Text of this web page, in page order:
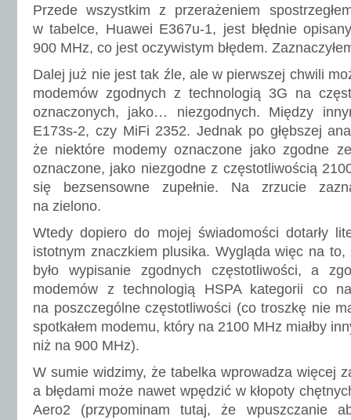
Przede wszystkim z przerażeniem
w tabelce, Huawei E367u-1, jest błędnie
900 MHz, co jest oczywistym błędem.
Dalej już nie jest tak źle, ale w pierwszej chwili
modemów zgodnych z technologią 3G na
oznaczonych, jako… niezgodnych. Między
E173s-2, czy MiFi 2352. Jednak po głębszej
że niektóre modemy oznaczone jako zgodne
oznaczone, jako niezgodne z częstotliwością
się bezsensowne zupełnie. Na zrzucie
na zielono.
Wtedy dopiero do mojej świadomości dotarły
istotnym znaczkiem plusika. Wygląda więc na to,
było wypisanie zgodnych częstotliwości, a
modemów z technologią HSPA kategorii co
na poszczególne częstotliwości (co troszkę nie
spotkałem modemu, który na 2100 MHz miałby
niż na 900 MHz).
W sumie widzimy, że tabelka wprowadza więcej
a błędami może nawet wpędzić w kłopoty
Aero2 (przypominam tutaj, że wpuszczanie